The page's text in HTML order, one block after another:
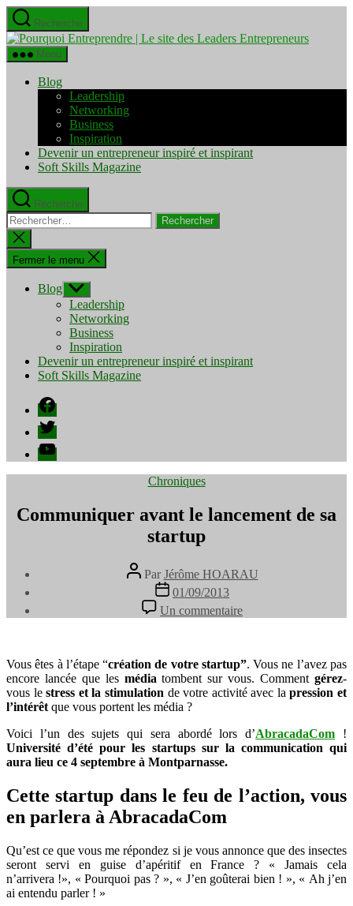
Aller
au
contenu
Recherche
Pourquoi
Menu
Blog
Leadership
Networking
Business
Inspiration
Devenir un entrepreneur inspiré et inspirant
Soft Skills Magazine
Recherche
Rechercher :
Fermer
la
recherche
Fermer le menu
Blog Afficher
le
sous-
menu
Leadership
Networking
Business
Inspiration
Devenir un entrepreneur inspiré et inspirant
Soft Skills Magazine
Facebook
Twitter
YouTube
Catégories
Chroniques
Communiquer avant le lancement de sa
startup
Auteur
de
l’article
Par Jérôme HOARAU
Date
de
l’article
01/09/2013
Un commentaire
Communiquer
lancement
de
sa
Vous êtes à l’étape “création de votre startup”. Vous ne l’avez pas
encore lancée que les média tombent sur vous. Commentgérez-
vous lestress et la stimulation de votre activité avec lapression et
l’intérêt que vous portent les média ?
Voici l’un des sujets qui sera abordé lors d’AbracadaCom !
Université d’été pour les startups sur la communication qui
aura lieu ce 4 septembre à Montparnasse.
Cette startup dans le feu de l’action, vous
en parlera à AbracadaCom
Qu’est ce que vous me répondez si je vous annonce que des insectes
seront servi en guise d’apéritif en France ? « Jamais cela
n’arrivera !», « Pourquoi pas ? », « J’en goûterai bien ! », « Ah j’en
ai entendu parler ! »